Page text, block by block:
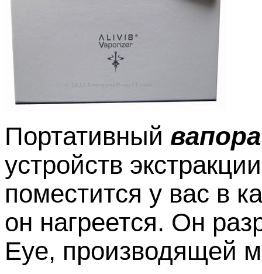
Портативный
устройств
поместится у вас в
он нагреется. Он
Eye, производящей